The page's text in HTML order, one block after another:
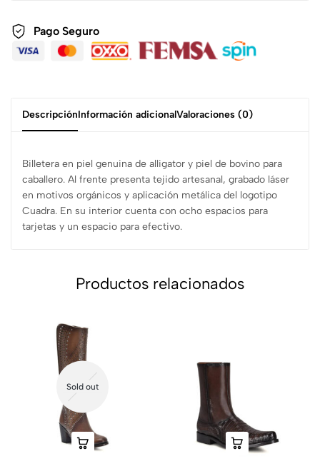
Pago Seguro
DescripciónInformación adicionalValoraciones (0)
Billetera en piel genuina de alligator y piel de bovino para
caballero. Al frente presenta tejido artesanal, grabado láser
en motivos orgánicos y aplicación metálica del logotipo
Cuadra. En su interior cuenta con ocho espacios para
tarjetas y un espacio para efectivo.
Productos relacionados
Sold out